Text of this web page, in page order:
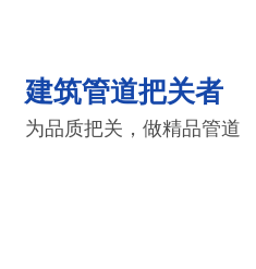
建筑管道把关者
为品质把关，做精品管道